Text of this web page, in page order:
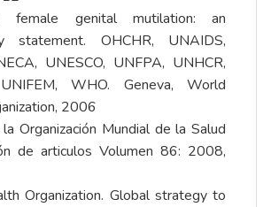
female genital mutilation: an
statement. OHCHR, UNAIDS,
UNESCO, UNFPA, UNHCR,
WHO. Geneva, World
2006
Organización Mundial de la Salud
de articulos Volumen 86: 2008,
Organization. Global strategy to